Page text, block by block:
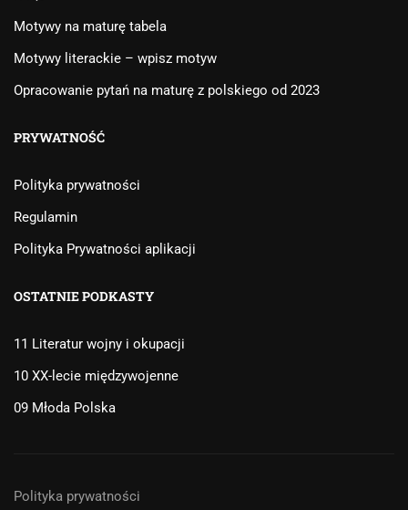
Motywy na maturę tabela
Motywy literackie – wpisz motyw
Opracowanie pytań na maturę z polskiego od 2023
PRYWATNOŚĆ
Polityka prywatności
Regulamin
Polityka Prywatności aplikacji
OSTATNIE PODKASTY
11 Literatur wojny i okupacji
10 XX-lecie międzywojenne
09 Młoda Polska
Polityka prywatności